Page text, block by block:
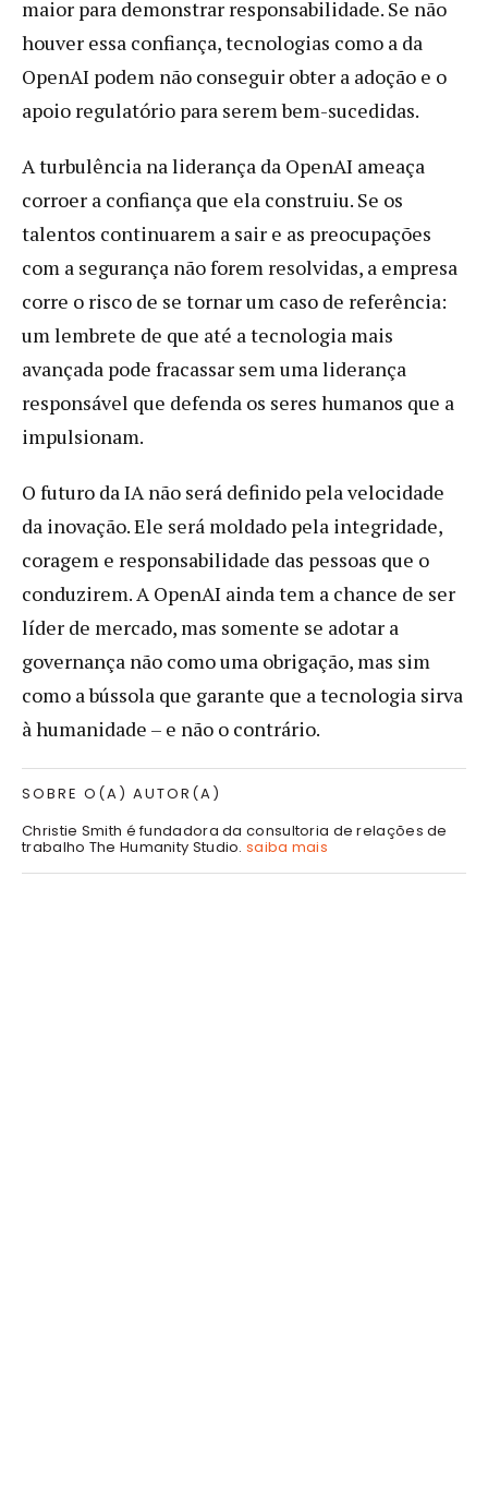
maior para demonstrar responsabilidade. Se não
houver essa confiança, tecnologias como a da
OpenAI podem não conseguir obter a adoção e o
apoio regulatório para serem bem-sucedidas.
A turbulência na liderança da OpenAI ameaça
corroer a confiança que ela construiu. Se os
talentos continuarem a sair e as preocupações
com a segurança não forem resolvidas, a empresa
corre o risco de se tornar um caso de referência:
um lembrete de que até a tecnologia mais
avançada pode fracassar sem uma liderança
responsável que defenda os seres humanos que a
impulsionam.
O futuro da IA não será definido pela velocidade
da inovação. Ele será moldado pela integridade,
coragem e responsabilidade das pessoas que o
conduzirem. A OpenAI ainda tem a chance de ser
líder de mercado, mas somente se adotar a
governança não como uma obrigação, mas sim
como a bússola que garante que a tecnologia sirva
à humanidade – e não o contrário.
SOBRE O(A) AUTOR(A)
Christie Smith é fundadora da consultoria de relações de
trabalho The Humanity Studio.saiba mais